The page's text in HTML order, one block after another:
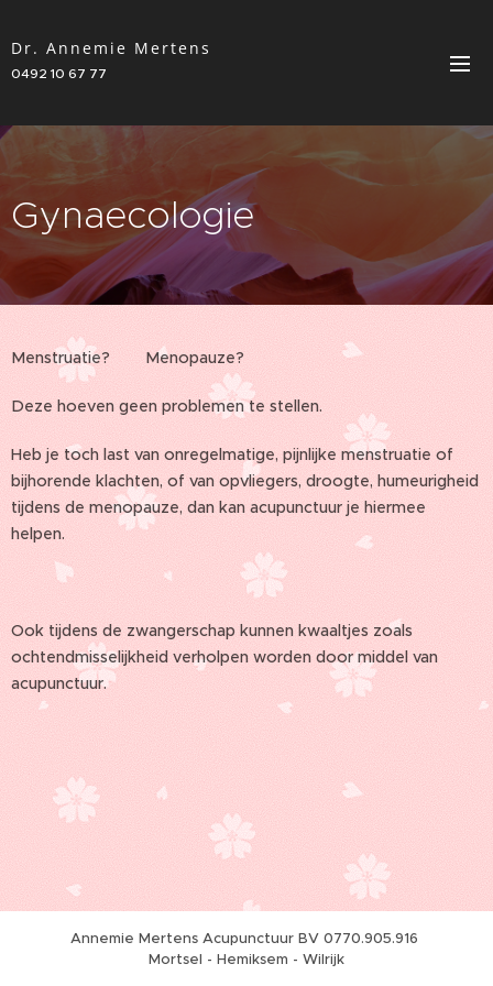
Dr. Annemie Mertens
0492 10 67 77
Gynaecologie
Menstruatie? Menopauze?
Deze hoeven geen problemen te stellen.
Heb je toch last van onregelmatige, pijnlijke menstruatie of
bijhorende klachten, of van opvliegers, droogte, humeurigheid
tijdens de menopauze, dan kan acupunctuur je hiermee
helpen.
Ook tijdens de zwangerschap kunnen kwaaltjes zoals
ochtendmisselijkheid verholpen worden door middel van
acupunctuur.
Annemie Mertens Acupunctuur BV 0770.905.916
Mortsel - Hemiksem - Wilrijk